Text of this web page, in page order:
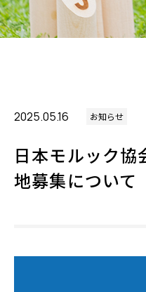
2025.05.16 お知らせ
日本モルック協
地募集について